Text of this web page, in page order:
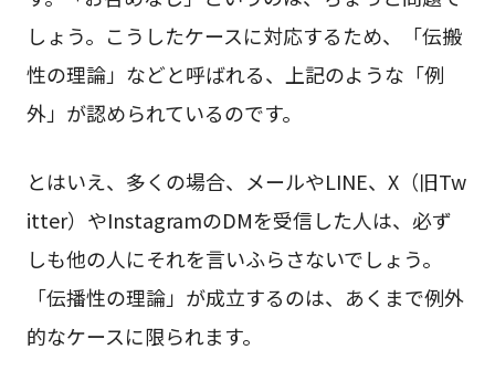
しょう。こうしたケースに対応するため、「伝搬
性の理論」などと呼ばれる、上記のような「例
外」が認められているのです。
とはいえ、多くの場合、メールやLINE、X（旧Tw
itter）やInstagramのDMを受信した人は、必ず
しも他の人にそれを言いふらさないでしょう。
「伝播性の理論」が成立するのは、あくまで例外
的なケースに限られます。